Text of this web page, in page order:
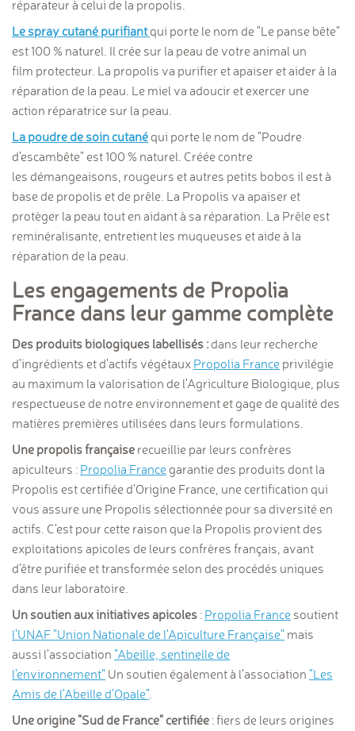
réparateur à celui de la propolis.
Le spray cutané purifiantqui porte le nom de "Le panse bête"
est 100 % naturel. Il crée sur la peau de votre animal un
film protecteur. La propolis va purifier et apaiser et aider à la
réparation de la peau. Le miel va adoucir et exercer une
action réparatrice sur la peau.
La poudre de soin cutané qui porte le nom de "Poudre
d'escambête" est 100 % naturel. Créée contre
les démangeaisons, rougeurs et autres petits bobos il est à
base de propolis et de prêle. La Propolis va apaiser et
protèger la peau tout en aidant à sa réparation. La Prêle est
reminéralisante, entretient les muqueuses et aide à la
réparation de la peau.
Les engagements de Propolia
France dans leur gamme complète
Des produits biologiques labellisés : dans leur recherche
d'ingrédients et d'actifs végétaux Propolia France privilégie
au maximum la valorisation de l'Agriculture Biologique, plus
respectueuse de notre environnement et gage de qualité des
matières premières utilisées dans leurs formulations.
Une propolis française recueillie par leurs confrères
apiculteurs : Propolia France garantie des produits dont la
Propolis est certifiée d'Origine France, une certification qui
vous assure une Propolis sélectionnée pour sa diversité en
actifs. C'est pour cette raison que la Propolis provient des
exploitations apicoles de leurs confrères français, avant
d'être purifiée et transformée selon des procédés uniques
dans leur laboratoire.
Un soutien aux initiatives apicoles : Propolia France soutient
l'UNAF "Union Nationale de l'Apiculture Française" mais
aussi l'association "Abeille, sentinelle de
l'environnement" Un soutien également à l'association "Les
Amis de l'Abeille d'Opale".
Une origine "Sud de France" certifiée : fiers de leurs origines